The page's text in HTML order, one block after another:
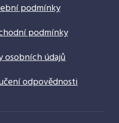
podmínky
podmínky
osobních údajů
odpovědnosti